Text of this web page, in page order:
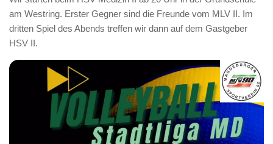
am Westring. Erster Gegner sind die Freunde vom MLV II. Im
dritten Spiel des Abends treffen wir dann auf dem Gastgeber
HSV II.